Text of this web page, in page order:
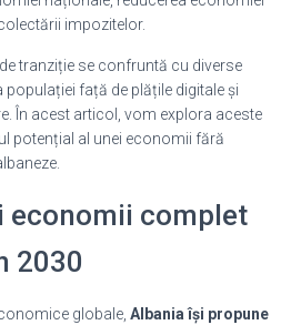
impozitelor.
tranziție se confruntă cu diverse
față de plățile digitale și
În acest articol, vom explora aceste
potențial al unei economii fără
economii complet
2030
globale, Albania își propune